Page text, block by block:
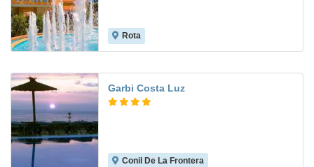
Rota
Garbi Costa Luz
Conil De La Frontera